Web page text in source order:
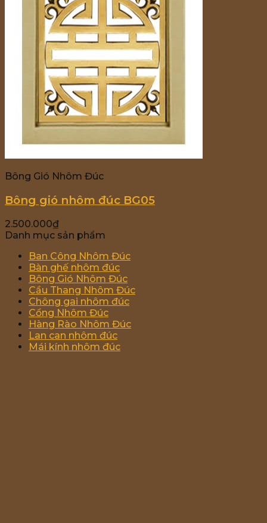
Bông Gió Nhôm Đúc
Bông gió nhôm đúc BG05
2.500.000₫
Danh mục sản phẩm
Ban Công Nhôm Đúc
Bàn ghế nhôm đúc
Bông Gió Nhôm Đúc
Cầu Thang Nhôm Đúc
Chông gai nhôm đúc
Cổng Nhôm Đúc
Hàng Rào Nhôm Đúc
Lan can nhôm đúc
Mái kính nhôm đúc